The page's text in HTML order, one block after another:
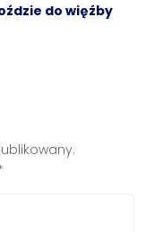
do więźby